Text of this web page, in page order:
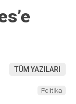
TÜM YAZILARI
Politika